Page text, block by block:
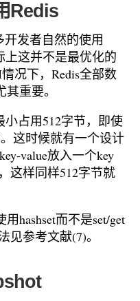
Redis
开发者自然的使用
上这并不是最优化的
况下，Redis全部数
重要。
小占用512字节，即使
这时候就有一个设计
value放入一个key
这样同样512字节就
hashset而不是set/get
见参考文献(7)。